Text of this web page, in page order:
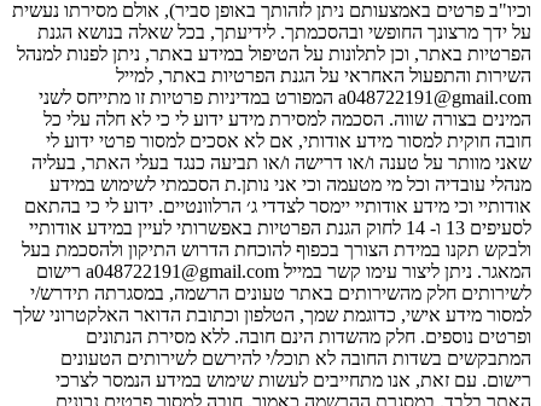
וכיו"ב פרטים באמצעותם ניתן לזהותך באופן סביר), אולם מסירתו נעשית
על ידך מרצונך החופשי ובהסכמתך. לידיעתך, בכל שאלה בנושא הגנת
הפרטיות באתר, וכן לתלונות על הטיפול במידע באתר, ניתן לפנות למנהל
השירות והתפעול האחראי על הגנת הפרטיות באתר, למייל
a048722191@gmail.com המפורט במדיניות פרטיות זו מתייחס לשני
המינים בצורה שווה. הסכמה למסירת מידע ידוע לי כי לא חלה עלי כל
חובה חוקית למסור מידע אודותי, אם לא אסכים למסור פרטי ידוע לי
שאני מוותר על טענה ו/או דרישה ו/או תביעה כנגד בעלי האתר, בעליה
מנהלי עובדיה וכל מי מטעמה וכי אני נותן.ת הסכמתי לשימוש במידע
אודותיי וכי מידע אודותיי יימסר לצדדי ג׳ הרלוונטיים. ידוע לי כי בהתאם
לסעיפים 13 ו- 14 לחוק הגנת הפרטיות באפשרותי לעיין במידע אודותיי
ולבקש תקנו במידת הצורך בכפוף להוכחת הדרוש התיקון ולהסכמת בעל
המאגר. ניתן ליצור עימו קשר במייל a048722191@gmail.com רישום
לשירותים חלק מהשירותים באתר טעונים הרשמה, במסגרתה תידרש/י
למסור מידע אישי, כדוגמת שמך, הטלפון וכתובת הדואר האלקטרוני שלך
ופרטים נוספים. חלק מהשדות הינם חובה. ללא מסירת הנתונים
המתבקשים בשדות החובה לא תוכל/י להירשם לשירותים הטעונים
רישום. עם זאת, אנו מתחייבים לעשות שימוש במידע הנמסר לצרכי
האתר בלבד. במסגרת ההרשמה כאמור, חובה למסור פרטים נכונים